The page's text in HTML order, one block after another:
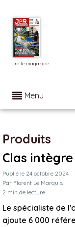
Lire le magazine
Menu
Produits
Clas
Publié le 24 octobre 2024
Par Florent Le Marquis
2 min de lecture
Le spécialiste de
ajoute 6 000